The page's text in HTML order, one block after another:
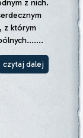
z nich.
z którym
czytaj dalej